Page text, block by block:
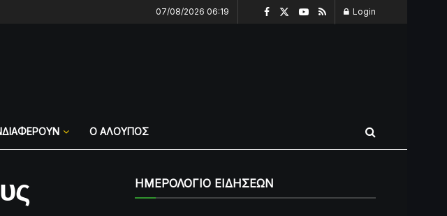
07/08/2026 06:19 Login
Ο ΑΛΟΥΠΟΣ
ΗΜΕΡΟΛΟΓΙΟ ΕΙΔΗΣΕΩΝ